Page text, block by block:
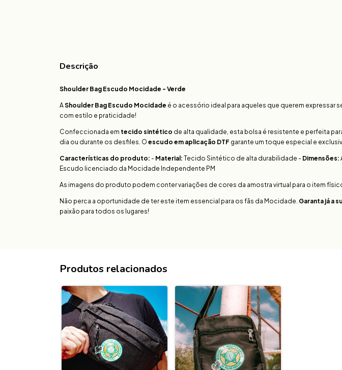
Descrição
Shoulder Bag Escudo Mocidade - Verde
AShoulder Bag Escudo Mocidade é o acessório ideal para aqueles que querem expressar
com estilo e praticidade!
Confeccionada em tecido sintético de alta qualidade, esta bolsa é resistente e perfeita
dia ou durante os desfiles. O escudo em aplicação DTF garante um toque especial e
Características do produto: - Material: Tecido Sintético de alta durabilidade - Dimensões:
Escudo licenciado da Mocidade Independente PM
As imagens do produto podem conter variações de cores da amostra virtual para o item
Não perca a oportunidade de ter este item essencial para os fãs da Mocidade. Garanta já a
paixão para todos os lugares!
Produtos relacionados